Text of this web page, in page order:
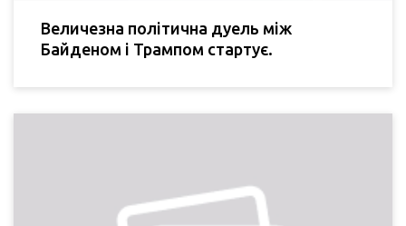
Величезна політична дуель між
Байденом і Трампом стартує.